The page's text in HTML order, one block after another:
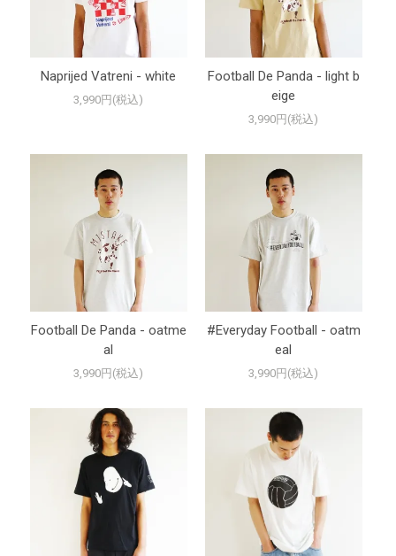
Naprijed Vatreni - white
3,990円(税込)
Football De Panda - light b
eige
3,990円(税込)
Football De Panda - oatme
al
3,990円(税込)
#Everyday Football - oatm
eal
3,990円(税込)